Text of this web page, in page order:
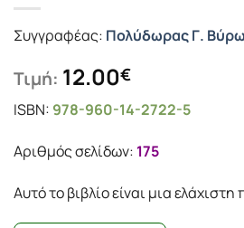
Συγγραφέας: Πολύδωρας Γ.
Τιμή: 12.00€
ISBN: 978-960-14-2722-5
Αριθμός σελίδων: 175
Αυτό το βιβλίο είναι μια